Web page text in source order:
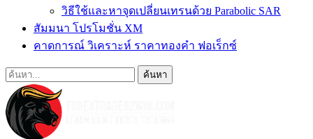
วิธีใช้และหาจุดเปลี่ยนเทรนด้วย Parabolic SAR
สัมมนา โปรโมชั่น XM
คาดการณ์ วิเคราะห์ ราคาทองคำ ฟอเร็กซ์